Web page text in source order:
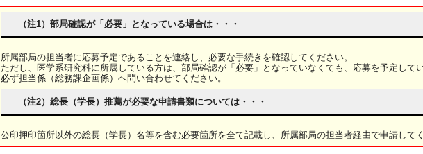
（注1）部局確認が「必要」となっている場合は・・・
所属部局の担当者に応募予定であることを連絡し、必要な手続きを確認してください。
ただし、医学系研究科に所属している方は、部局確認が「必要」となっていなくても、応募を予定して
必ず担当係（総務課企画係）へ問い合わせてください。
（注2）総長（学長）推薦が必要な申請書類については・・・
公印押印箇所以外の総長（学長）名等を含む必要箇所を全て記載し、所属部局の担当者経由で申請してく